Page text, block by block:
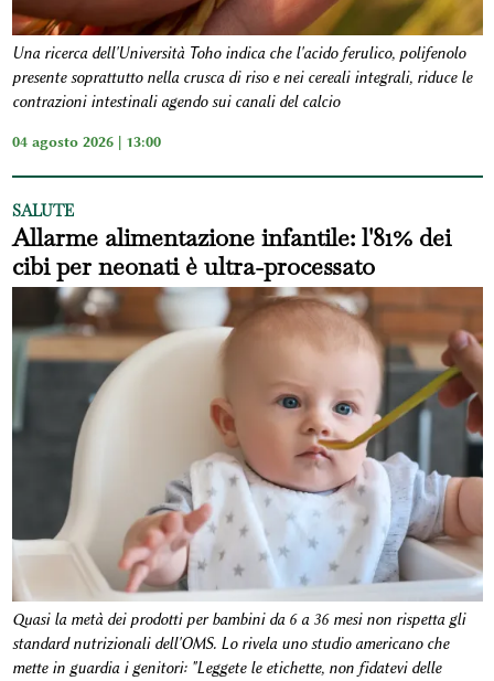
Una ricerca dell'Università Toho indica che l'acido ferulico, polifenolo
presente soprattutto nella crusca di riso e nei cereali integrali, riduce le
contrazioni intestinali agendo sui canali del calcio
04 agosto 2026 | 13:00
SALUTE
Allarme alimentazione infantile: l'81% dei
cibi per neonati è ultra-processato
Quasi la metà dei prodotti per bambini da 6 a 36 mesi non rispetta gli
standard nutrizionali dell'OMS. Lo rivela uno studio americano che
mette in guardia i genitori: "Leggete le etichette, non fidatevi delle